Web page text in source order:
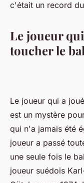
c'était un record
Le joueur
toucher le
Le joueur qui a
est un mystère
qui n'a jamais été
joueur a passé
une seule fois le
joueur suédois